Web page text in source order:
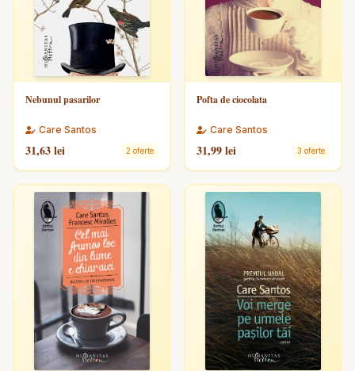
Nebunul pasarilor
Care Santos
31,63 lei 2 oferte
Pofta de ciocolata
Care Santos
31,99 lei 3 oferte